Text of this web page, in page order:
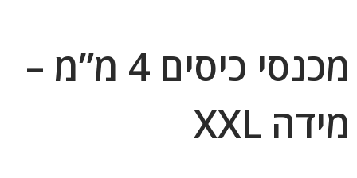
מכנסי כיסים 4 מ”מ –
מידה XXL